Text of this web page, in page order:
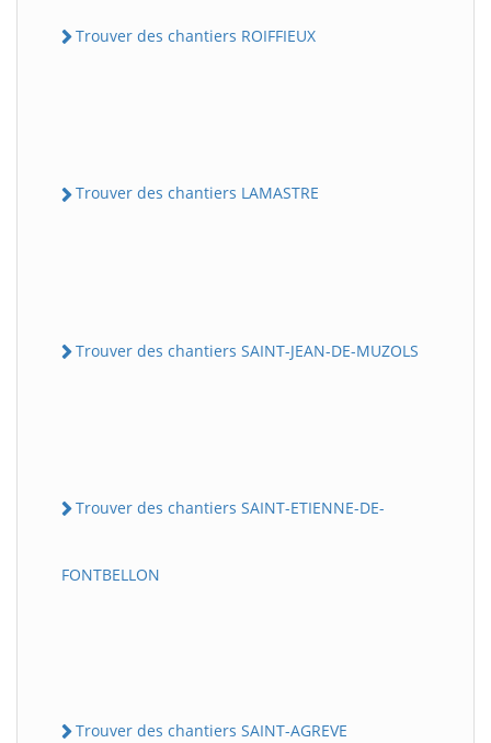
Trouver des chantiers ROIFFIEUX
Trouver des chantiers LAMASTRE
Trouver des chantiers SAINT-JEAN-DE-MUZOLS
Trouver des chantiers SAINT-ETIENNE-DE-
FONTBELLON
Trouver des chantiers SAINT-AGREVE